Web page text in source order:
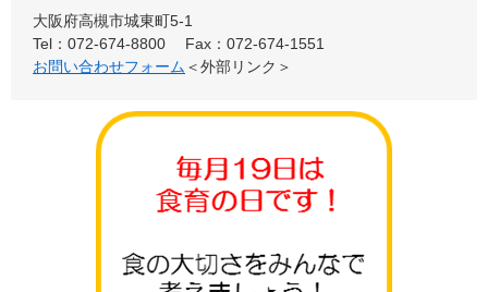
大阪府高槻市城東町5-1
Tel：072-674-8800
Fax：072-674-1551
お問い合わせフォーム ＜外部リンク＞